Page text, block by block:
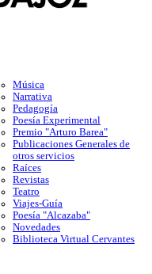
Música
Narrativa
Pedagogía
Poesía Experimental
Premio "Arturo Barea"
Publicaciones Generales de
otros servicios
Raíces
Revistas
Teatro
Viajes-Guía
Poesía "Alcazaba"
Novedades
Biblioteca Virtual Cervantes